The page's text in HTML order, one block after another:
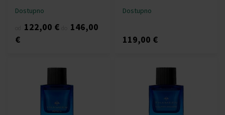
Dostupno
122,00 €
146,00
€
Dostupno
119,00 €